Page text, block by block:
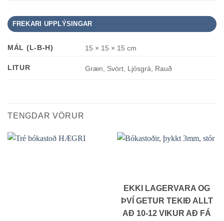
FREKARI UPPLÝSINGAR
MÁL (L-B-H) 15 × 15 × 15 cm
LITUR Græn, Svört, Ljósgrá, Rauð
TENGDAR VÖRUR
EKKI LAGERVARA OG
ÞVÍ GETUR TEKIÐ ALLT
AÐ 10-12 VIKUR AÐ FÁ